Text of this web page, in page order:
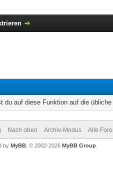
du auf diese Funktion auf die
Nach oben Archiv-Modus Alle
by MyBB , © 2002-2026 MyBB Group